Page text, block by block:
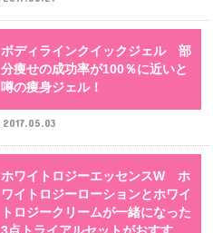
ボディラインクイックジェル 部
分痩せの成功率が100％に近いと
噂の痩身ジェル！
2017.05.03
ホワイトロジーエッセンスW ホ
ワイトロジーローションとホワイ
トロジークリームが一緒になった